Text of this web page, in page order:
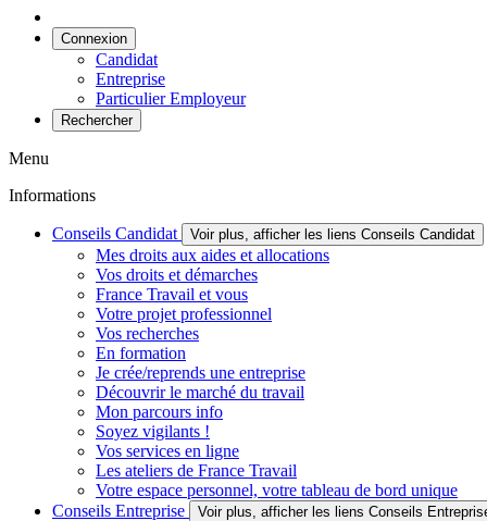
Connexion
Candidat
Entreprise
Particulier Employeur
Rechercher
Menu
Informations
Conseils Candidat Voir plus, afficher les liens Conseils Candidat
Mes droits aux aides et allocations
Vos droits et démarches
France Travail et vous
Votre projet professionnel
Vos recherches
En formation
Je crée/reprends une entreprise
Découvrir le marché du travail
Mon parcours info
Soyez vigilants !
Vos services en ligne
Les ateliers de France Travail
Votre espace personnel, votre tableau de bord unique
Conseils Entreprise
Voir plus, afficher les liens Conseils